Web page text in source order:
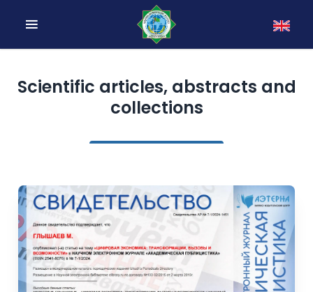
Scientific articles, abstracts and
collections